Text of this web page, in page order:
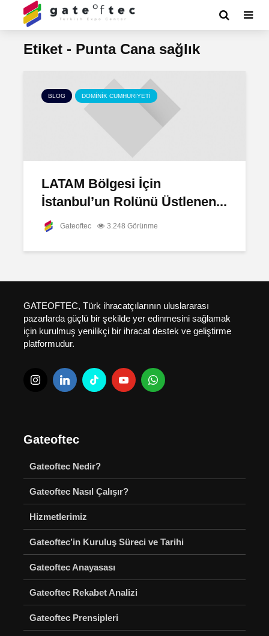
Etiket - Punta Cana sağlık
BLOG DOMINIK CUMHURIYETI
LATAM Bölgesi İçin
İstanbul’un Rolünü Üstlenen...
Gateoftec 3.248 Görünme
GATEOFTEC, Türk ihracatçılarının uluslararası
pazarlarda güçlü bir şekilde yer edinmesini sağlamak
için kurulmuş yenilikçi bir ihracat destek ve geliştirme
platformudur.
Gateoftec
Gateoftec Nedir?
Gateoftec Nasıl Çalışır?
Hizmetlerimiz
Gateoftec’in Kuruluş Süreci ve Tarihi
Gateoftec Anayasası
Gateoftec Rekabet Analizi
Gateoftec Prensipleri